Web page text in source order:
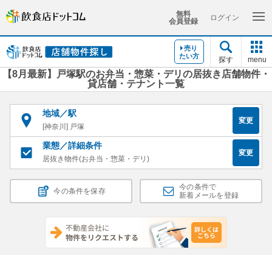
無料
会員登録
ログイン
売り
たい方
探す menu
【8月最新】戸塚駅のお弁当・惣菜・デリの居抜き店舗物件・
貸店舗・テナント一覧
地域／駅
[神奈川] 戸塚
変更
業態／詳細条件
居抜き物件(お弁当・惣菜・デリ)
変更
今の条件を保存
今の条件で
新着メールを登録